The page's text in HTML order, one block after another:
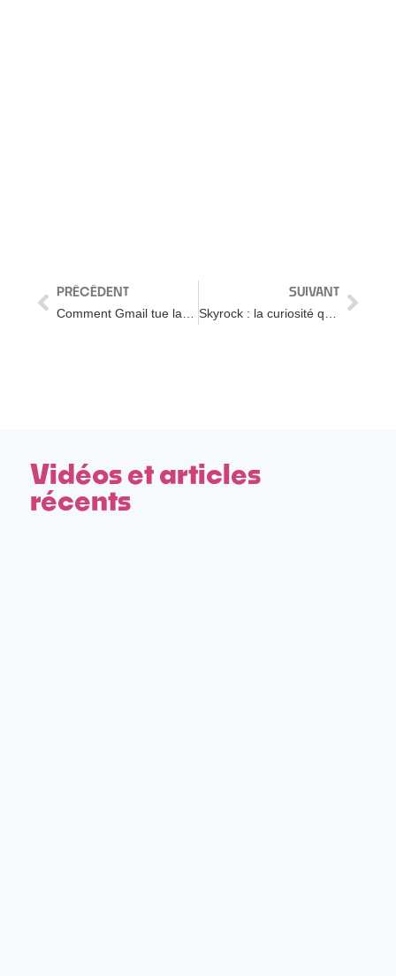
PRÉCÉDENT
Comment Gmail tue la réputation de ta marque
SUIVANT
Skyrock : la curiosité qui défie le bon sens du Branding
Vidéos et articles
récents